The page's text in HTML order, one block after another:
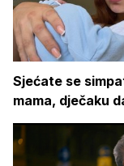
Sjećate se
mama, dječaku